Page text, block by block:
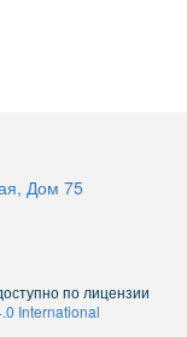
Дом 75
по лицензии
International